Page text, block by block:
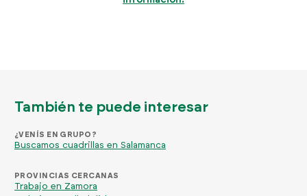
También te puede interesar
¿VENÍS EN GRUPO?
Buscamos cuadrillas en Salamanca
PROVINCIAS CERCANAS
Trabajo en Zamora